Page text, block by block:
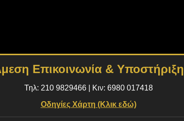
Επικοινωνία & Υποστήριξη
Τηλ: 210 9829466| Κιν: 6980 017418
Οδηγίες Χάρτη (Κλικ εδώ)